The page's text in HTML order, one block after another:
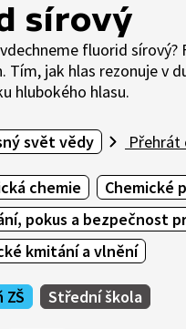
sírový
fluorid
Tím, jak hlas rezonuje v
hlubokého hlasu.
svět vědy Přehrát
chemie
Chemické
pokus a bezpečnost
kmitání a vlnění
ZŠ Střední škola